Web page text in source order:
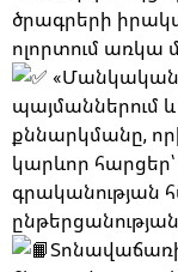
ծրագրերի
ոլորտում առկա
«Մանկական
պայմաններում և
քննարկմանը,
կարևոր
գրականության